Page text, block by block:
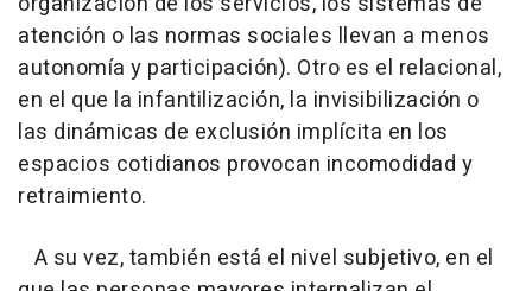
atención o las normas sociales llevan a menos
autonomía y participación). Otro es el relacional,
en el que la infantilización, la invisibilización o
las dinámicas de exclusión implícita en los
espacios cotidianos provocan incomodidad y
retraimiento.
A su vez, también está el nivel subjetivo, en el